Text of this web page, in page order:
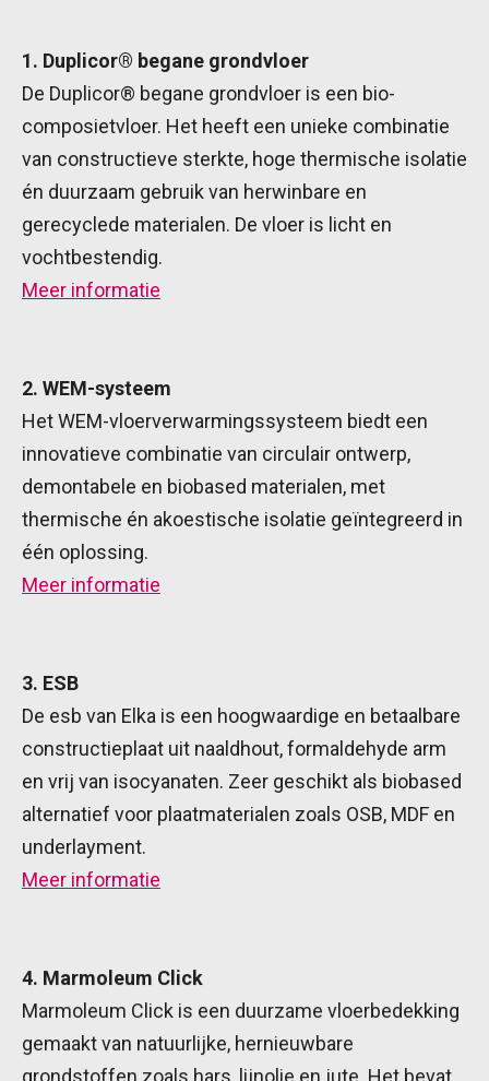
1. Duplicor® begane grondvloer
De Duplicor® begane grondvloer is een bio-
composietvloer. Het heeft een unieke combinatie
van constructieve sterkte, hoge thermische isolatie
én duurzaam gebruik van herwinbare en
gerecyclede materialen. De vloer is licht en
vochtbestendig.
Meer informatie
2. WEM-systeem
Het WEM-vloerverwarmingssysteem biedt een
innovatieve combinatie van circulair ontwerp,
demontabele en biobased materialen, met
thermische én akoestische isolatie geïntegreerd in
één oplossing.
Meer informatie
3. ESB
De esb van Elka is een hoogwaardige en betaalbare
constructieplaat uit naaldhout, formaldehyde arm
en vrij van isocyanaten. Zeer geschikt als biobased
alternatief voor plaatmaterialen zoals OSB, MDF en
underlayment.
Meer informatie
4. Marmoleum Click
Marmoleum Click is een duurzame vloerbedekking
gemaakt van natuurlijke, hernieuwbare